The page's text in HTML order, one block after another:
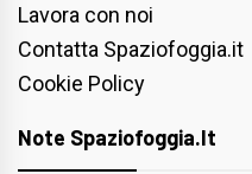
Lavora con noi
Contatta Spaziofoggia.it
Cookie Policy
Note Spaziofoggia.it